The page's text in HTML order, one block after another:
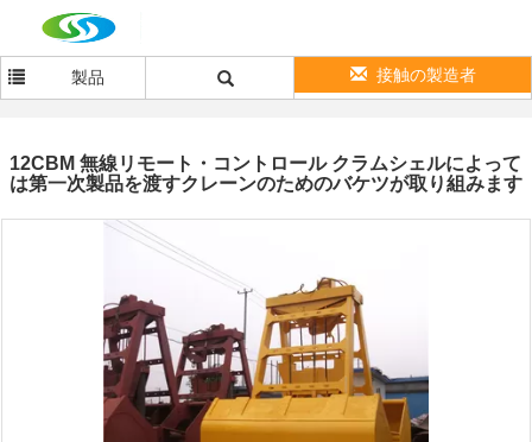
製品 接触の製造者
12CBM 無線リモート・コントロール クラムシェルによって
は第一次製品を渡すクレーンのためのバケツが取り組みます